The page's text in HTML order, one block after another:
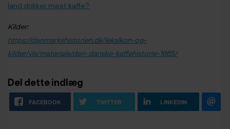
land drikker mest kaffe?
Kilder:
https://danmarkshistorien.dk/leksikon-og-
kilder/vis/materiale/den-danske-kaffehistorie-1665/
Del dette indlæg
FACEBOOK TWITTER LINKEDIN